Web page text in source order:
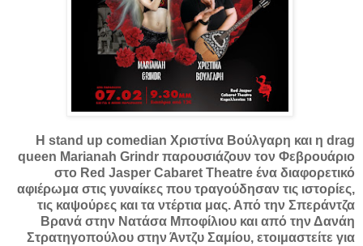
Η stand up comedian Χριστίνα Βούλγαρη και η drag
queen Marianah Grindr παρουσιάζουν τον Φεβρουάριο
στο Red Jasper Cabaret Theatre ένα διαφορετικό
αφιέρωμα στις γυναίκες που τραγούδησαν τις ιστορίες,
τις καψούρες και τα ντέρτια μας. Από την Σπεράντζα
Βρανά στην Νατάσα Μποφίλιου και από την Δανάη
Στρατηγοπούλου στην Άντζυ Σαμίου, ετοιμαστείτε για